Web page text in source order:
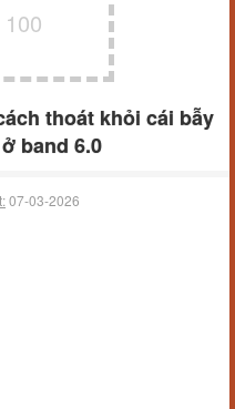
thoát khỏi cái bẫy
band 6.0
07-03-2026